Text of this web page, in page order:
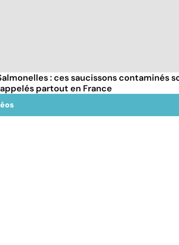
: ces saucissons contaminés
partout en France